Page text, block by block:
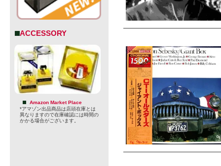
ACCESSORY
Amazon Market Place
*アマゾン出品商品は店頭在庫とは
異なりますので在庫確認には時間の
かかる場合がございます。